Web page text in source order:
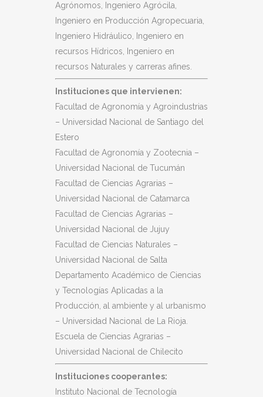
Agrónomos, Ingeniero Agrócila,
Ingeniero en Producción Agropecuaria,
Ingeniero Hidráulico, Ingeniero en
recursos Hídricos, Ingeniero en
recursos Naturales y carreras afines.
Instituciones que intervienen:
Facultad de Agronomía y Agroindustrias
– Universidad Nacional de Santiago del
Estero
Facultad de Agronomía y Zootecnia –
Universidad Nacional de Tucumán
Facultad de Ciencias Agrarias –
Universidad Nacional de Catamarca
Facultad de Ciencias Agrarias –
Universidad Nacional de Jujuy
Facultad de Ciencias Naturales –
Universidad Nacional de Salta
Departamento Académico de Ciencias
y Tecnologías Aplicadas a la
Producción, al ambiente y al urbanismo
– Universidad Nacional de La Rioja.
Escuela de Ciencias Agrarias –
Universidad Nacional de Chilecito
​​Instituciones cooperantes:
Instituto Nacional de Tecnología